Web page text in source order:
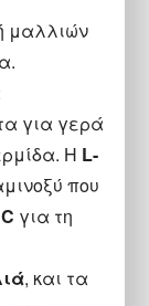
μαλλιών
για γερά
Η L-
που
για τη
, και τα